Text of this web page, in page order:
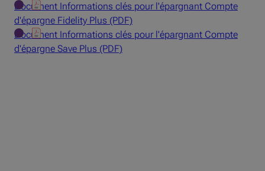
Document Informations clés pour l'épargnant Compte
d'épargne Fidelity Plus (PDF)
Document Informations clés pour l'épargnant Compte
d'épargne Save Plus (PDF)